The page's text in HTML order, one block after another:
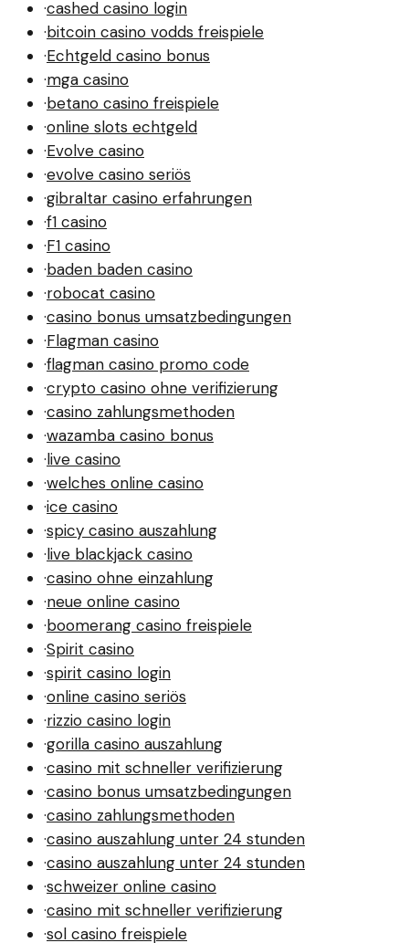
·cashed casino login
·bitcoin casino vodds freispiele
·Echtgeld casino bonus
·mga casino
·betano casino freispiele
·online slots echtgeld
·Evolve casino
·evolve casino seriös
·gibraltar casino erfahrungen
·f1 casino
·F1 casino
·baden baden casino
·robocat casino
·casino bonus umsatzbedingungen
·Flagman casino
·flagman casino promo code
·crypto casino ohne verifizierung
·casino zahlungsmethoden
·wazamba casino bonus
·live casino
·welches online casino
·ice casino
·spicy casino auszahlung
·live blackjack casino
·casino ohne einzahlung
·neue online casino
·boomerang casino freispiele
·Spirit casino
·spirit casino login
·online casino seriös
·rizzio casino login
·gorilla casino auszahlung
·casino mit schneller verifizierung
·casino bonus umsatzbedingungen
·casino zahlungsmethoden
·casino auszahlung unter 24 stunden
·casino auszahlung unter 24 stunden
·schweizer online casino
·casino mit schneller verifizierung
·sol casino freispiele